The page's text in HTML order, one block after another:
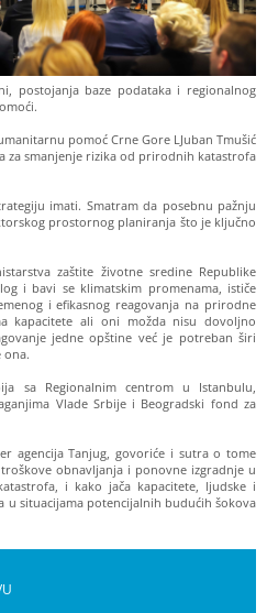
postojanja baze podataka i regionalnog
pomoć Crne Gore LJuban Tmušić
za smanjenje rizika od prirodnih katastrofa
imati. Smatram da posebnu pažnju
prostornog planiranja što je ključno
zaštite životne sredine Republike
i bavi se klimatskim promenama, ističe
i efikasnog reagovanja na prirodne
kapacitete ali oni možda nisu dovoljno
jedne opštine već je potreban širi
ona.
sa Regionalnim centrom u Istanbulu,
Vlade Srbije i Beogradski fond za
agencija Tanjug, govoriće i sutra o tome
obnavljanja i ponovne izgradnje u
i kako jača kapacitete, ljudske i
u situacijama potencijalnih budućih šokova